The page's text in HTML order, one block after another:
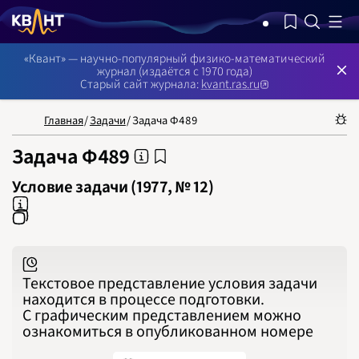
НОМЕРА СТАТЬИ ЗАДАЧИ
1971
1972
1981
1982
1983
1984
1985
1986
NB: Сортировка результатов — по релевантности, поиск в номерах
«Квант» — научно-популярный физико-математический
журнал (издаётся с 1970 года)
Старый сайт журнала: kvant.ras.ru
Главная/Задачи/Задача Ф489
Задача Ф489
Условие задачи (1977, № 12)
Текстовое представление условия задачи
находится в процессе подготовки.
С графическим представлением можно
ознакомиться в опубликованном номере